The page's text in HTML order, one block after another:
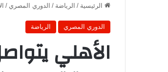
الرئيسية / الرياضة / الدوري المصري /
الدوري المصري الرياضة
الأهلي